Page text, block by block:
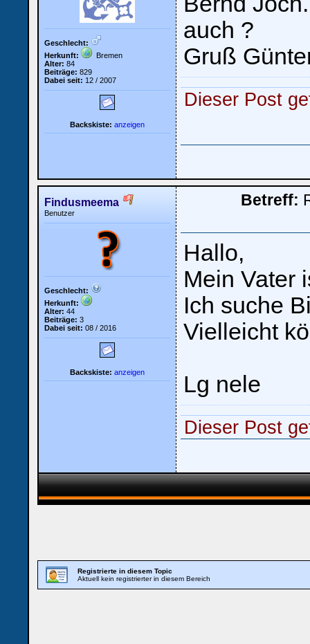
Geschlecht:
Herkunft:
Bremen
Alter: 84
Beiträge: 829
Dabei seit: 12 / 2007
Backskiste: anzeigen
auch ?
Gruß
Dieser Post
Findusmeema
Benutzer
Geschlecht:
Herkunft:
Alter: 44
Beiträge: 3
Dabei seit: 08 / 2016
Backskiste: anzeigen
Betreff:
Hallo,
Mein Vater
Ich suche
Vielleicht
Lg nele
Dieser Post
Registrierte in diesem Topic
Aktuell kein registrierter in diesem Bereich